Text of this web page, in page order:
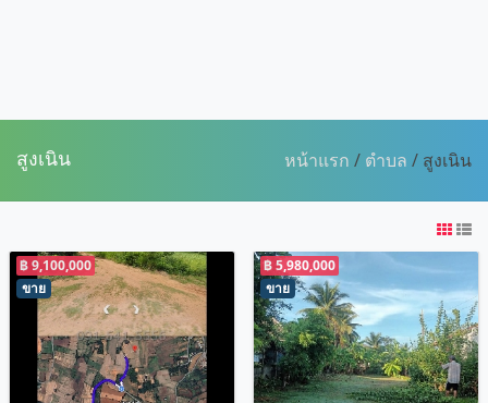
สูงเนิน หน้าแรก / ตำบล / สูงเนิน
ขาย
฿ 9,100,000
ขาย
฿ 5,980,000